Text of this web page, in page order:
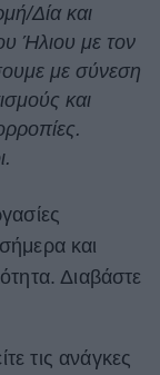
Δία και
Ήλιου με τον
με σύνεση
και
και
Διαβάστε
τις ανάγκες